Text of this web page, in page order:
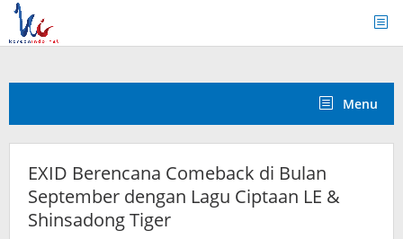
Skip
content
Menu
EXID Berencana Comeback di Bulan
September dengan Lagu Ciptaan LE &
Shinsadong Tiger